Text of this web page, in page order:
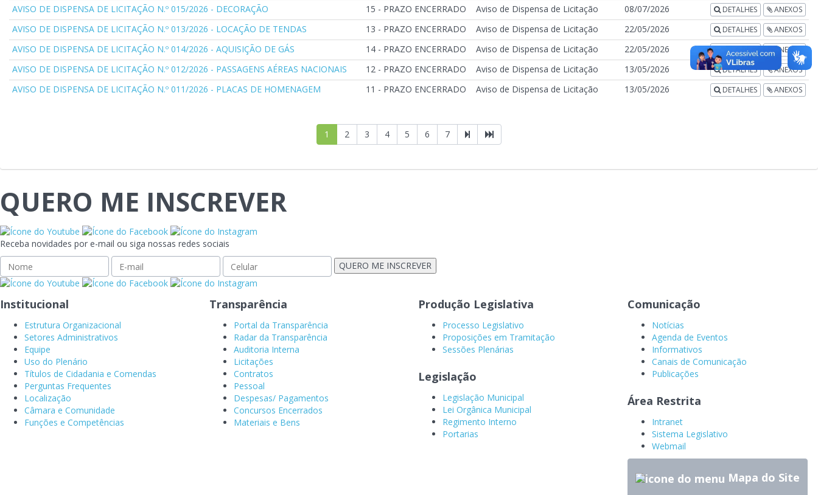
AVISO DE DISPENSA DE LICITAÇÃO N.º 015/2026 - DECORAÇÃO 15 - PRAZO ENCERRADO Aviso de Dispensa de Licitação 08/07/2026 DETALHES ANEXOS
AVISO DE DISPENSA DE LICITAÇÃO N.º 013/2026 - LOCAÇÃO DE TENDAS 13 - PRAZO ENCERRADO Aviso de Dispensa de Licitação 22/05/2026 DETALHES ANEXOS
AVISO DE DISPENSA DE LICITAÇÃO N.º 014/2026 - AQUISIÇÃO DE GÁS 14 - PRAZO ENCERRADO Aviso de Dispensa de Licitação 22/05/2026 DETALHES ANEXOS
AVISO DE DISPENSA DE LICITAÇÃO N.º 012/2026 - PASSAGENS AÉREAS NACIONAIS 12 - PRAZO ENCERRADO Aviso de Dispensa de Licitação 13/05/2026 DETALHES ANEXOS
AVISO DE DISPENSA DE LICITAÇÃO N.º 011/2026 - PLACAS DE HOMENAGEM 11 - PRAZO ENCERRADO Aviso de Dispensa de Licitação 13/05/2026 DETALHES ANEXOS
1 2 3 4 5 6 7
QUERO ME INSCREVER
Receba novidades por e-mail ou siga nossas redes sociais
Institucional
Estrutura Organizacional
Setores Administrativos
Equipe
Uso do Plenário
Títulos de Cidadania e Comendas
Perguntas Frequentes
Localização
Câmara e Comunidade
Funções e Competências
Transparência
Portal da Transparência
Radar da Transparência
Auditoria Interna
Licitações
Contratos
Pessoal
Despesas/ Pagamentos
Concursos Encerrados
Materiais e Bens
Produção Legislativa
Processo Legislativo
Proposições em Tramitação
Sessões Plenárias
Legislação
Legislação Municipal
Lei Orgânica Municipal
Regimento Interno
Portarias
Comunicação
Notícias
Agenda de Eventos
Informativos
Canais de Comunicação
Publicações
Área Restrita
Intranet
Sistema Legislativo
Webmail
Mapa do Site